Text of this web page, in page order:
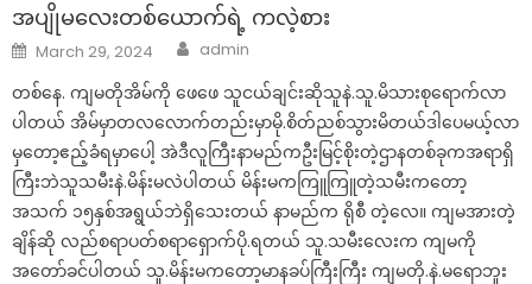
အပျိုမလေးတစ်ယောက်ရဲ့ ကလဲ့စား
Posted
on
March 29, 2024 Author
admin
တစ်နေ. ကျမတိုအိမ်ကို ဖေဖေ သူငယ်ချင်းဆိုသူနဲ.သူ.မိသားစုရောက်လာ
ပါတယ် အိမ်မှာတလလောက်တည်းမှာမို.စိတ်ညစ်သွားမိတယ်ဒါပေမယ့်လာ
မှတော့ဧည့်ခံရမှာပေါ့ အဲဒီလူကြီးနာမည်ကဦးမြင့်စိုးတဲ့ဌာနတစ်ခုကအရာရှိ
ကြီးဘဲသူသမီးနဲ.မိန်းမလဲပါတယ် မိန်းမကကြူကြူတဲ့သမီးကတော့
အသက် ၁၅နှစ်အရွယ်ဘဲရှိသေးတယ် နာမည်က ရိုစီ တဲ့လေ။ ကျမအားတဲ့
ချိန်ဆို လည်စရာပတ်စရာရှောက်ပို.ရတယ် သူ.သမီးလေးက ကျမကို
အတော်ခင်ပါတယ် သူ.မိန်းမကတော့မာနခပ်ကြီးကြီး ကျမတို.နဲ.မရောဘူး